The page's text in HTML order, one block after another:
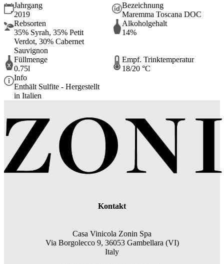
Jahrgang
2019
Bezeichnung
Maremma Toscana DOC
Rebsorten
35% Syrah, 35% Petit
Verdot, 30% Cabernet
Sauvignon
Alkoholgehalt
14%
Füllmenge
0.75l
Empf. Trinktemperatur
18/20 °C
Info
Enthält Sulfite - Hergestellt
in Italien
Kontakt
Casa Vinicola Zonin Spa
Via Borgolecco 9, 36053 Gambellara (VI)
Italy